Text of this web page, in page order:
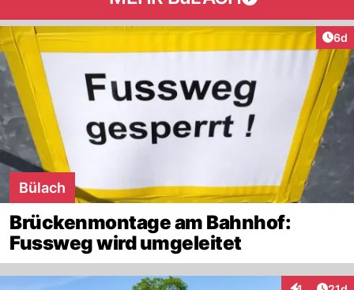
6d
Bülach
Brückenmontage am Bahnhof:
Fussweg wird umgeleitet